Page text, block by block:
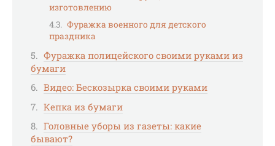
изготовлению
Фуражка военного для детского
праздника
Фуражка полицейского своими руками из
бумаги
Видео: Бескозырка своими руками
Кепка из бумаги
Головные уборы из газеты: какие
бывают?